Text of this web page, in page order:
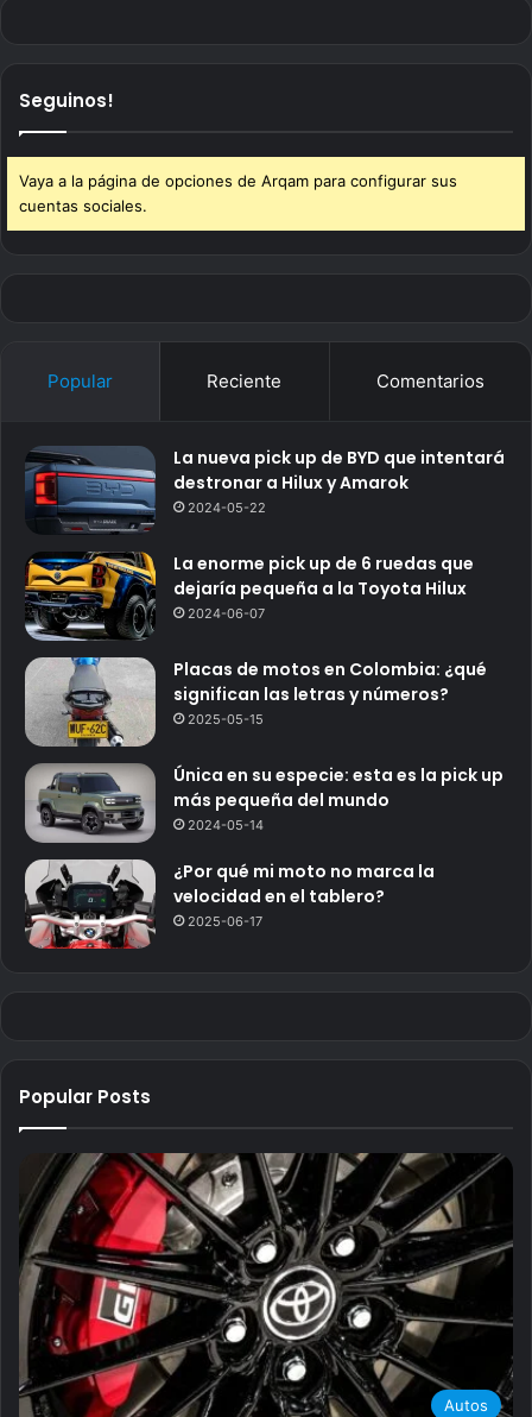
Seguinos!
Vaya a la página de opciones de Arqam para configurar sus
cuentas sociales.
Popular Reciente Comentarios
La nueva pick up de BYD que intentará
destronar a Hilux y Amarok
2024-05-22
La enorme pick up de 6 ruedas que
dejaría pequeña a la Toyota Hilux
2024-06-07
Placas de motos en Colombia: ¿qué
significan las letras y números?
2025-05-15
Única en su especie: esta es la pick up
más pequeña del mundo
2024-05-14
¿Por qué mi moto no marca la
velocidad en el tablero?
2025-06-17
Popular Posts
Autos